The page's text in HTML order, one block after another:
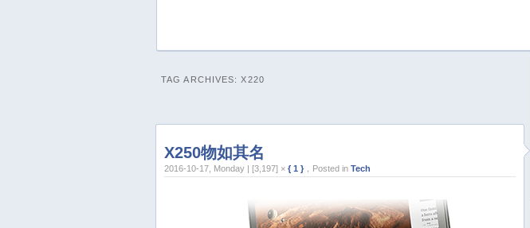
TAG ARCHIVES:X220
X250物如其名
2016-10-17, Monday | [3,197] × { 1 } ，Posted in Tech